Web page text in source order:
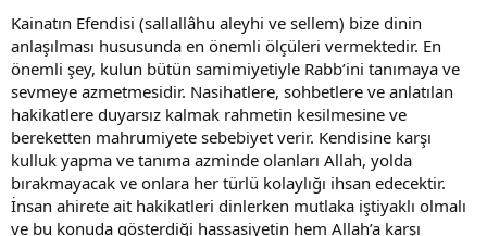
ş
l
a
t
a
n
a
r
i
h
i
Kainatın Efendisi (sallallâhu aleyhi ve sellem) bize dinin
anlaşılması hususunda en önemli ölçüleri vermektedir. En
önemli şey, kulun bütün samimiyetiyle Rabb’ini tanımaya ve
sevmeye azmetmesidir. Nasihatlere, sohbetlere ve anlatılan
hakikatlere duyarsız kalmak rahmetin kesilmesine ve
bereketten mahrumiyete sebebiyet verir. Kendisine karşı
kulluk yapma ve tanıma azminde olanları Allah, yolda
bırakmayacak ve onlara her türlü kolaylığı ihsan edecektir.
İnsan ahirete ait hakikatleri dinlerken mutlaka iştiyaklı olmalı
ve bu konuda gösterdiği hassasiyetin hem Allah’a karşı